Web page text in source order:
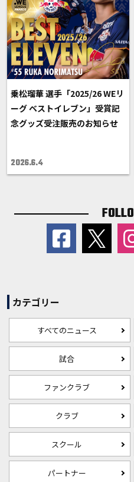
乗松瑠華 選手「2025/26 WEリ
ーグ ベストイレブン」受賞記
念グッズ受注販売のお知らせ
2026.6.4
カテゴリー
すべてのニュース
試合
ファンクラブ
クラブ
スクール
パートナー